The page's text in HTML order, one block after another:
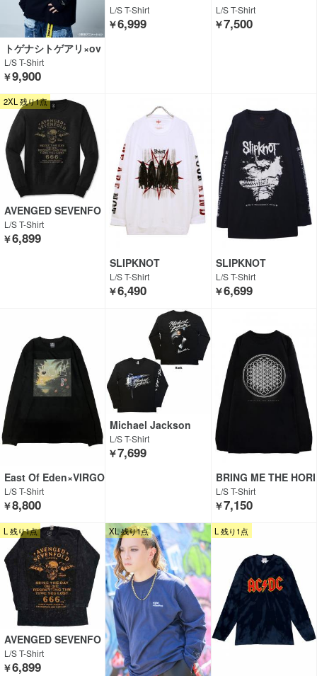
トゲナシトゲアリ×ov
er print×GEKIROCK
CLOTHING
L/S T-Shirt
￥9,900
L/S T-Shirt
￥6,999
L/S T-Shirt
￥7,500
2XL 残り1点
AVENGED SEVENFO
LD
L/S T-Shirt
￥6,899
SLIPKNOT
L/S T-Shirt
￥6,490
SLIPKNOT
L/S T-Shirt
￥6,699
East Of Eden×VIRGO
wearworks×GEKIRO
CK CLOTHING
L/S T-Shirt
￥8,800
Michael Jackson
L/S T-Shirt
￥7,699
BRING ME THE HORI
ZON
L/S T-Shirt
￥7,150
L 残り1点
AVENGED SEVENFO
LD
L/S T-Shirt
￥6,899
XL 残り1点 L 残り1点